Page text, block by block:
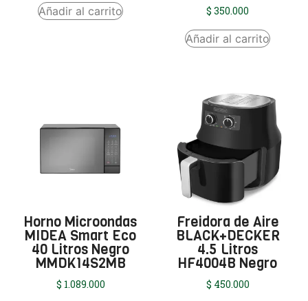
Añadir al carrito $ 350.000
Añadir al carrito
Horno Microondas
MIDEA Smart Eco
40 Litros Negro
MMDK14S2MB
$ 1.089.000
Freidora de Aire
BLACK+DECKER
4.5 Litros
HF4004B Negro
$ 450.000